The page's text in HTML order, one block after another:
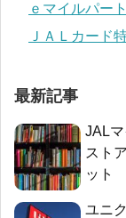
ｅマイルパー
ＪＡＬカード
最新記事
JAL
スト
ット
ユニ